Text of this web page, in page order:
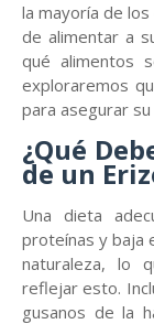
la mayoría de
de alimentar a
qué alimentos
exploraremos
para asegurar
¿Qué
de un
Una dieta
proteínas y baja
naturaleza, lo
reflejar esto.
gusanos de la